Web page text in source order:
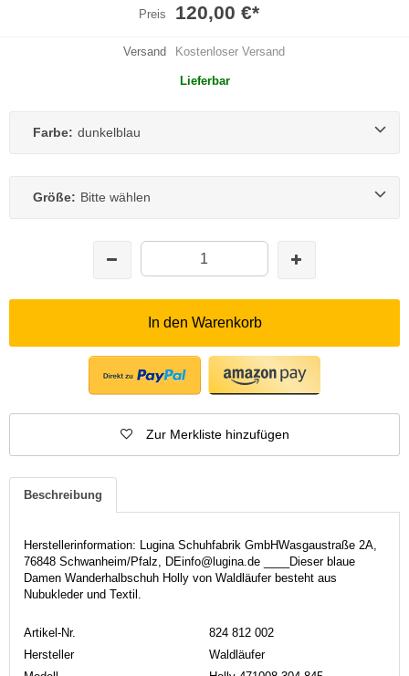
Preis 120,00 €*
Versand Kostenloser Versand
Lieferbar
Farbe: dunkelblau
Größe: Bitte wählen
In den Warenkorb
Zur Merkliste hinzufügen
Beschreibung
Herstellerinformation: Lugina Schuhfabrik GmbHWasgaustraße 2A,
76848 Schwanheim/Pfalz, DEinfo@lugina.de ____Dieser blaue
Damen Wanderhalbschuh Holly von Waldläufer besteht aus
Nubukleder und Textil.
Artikel-Nr.
824 812 002
Hersteller
Waldläufer